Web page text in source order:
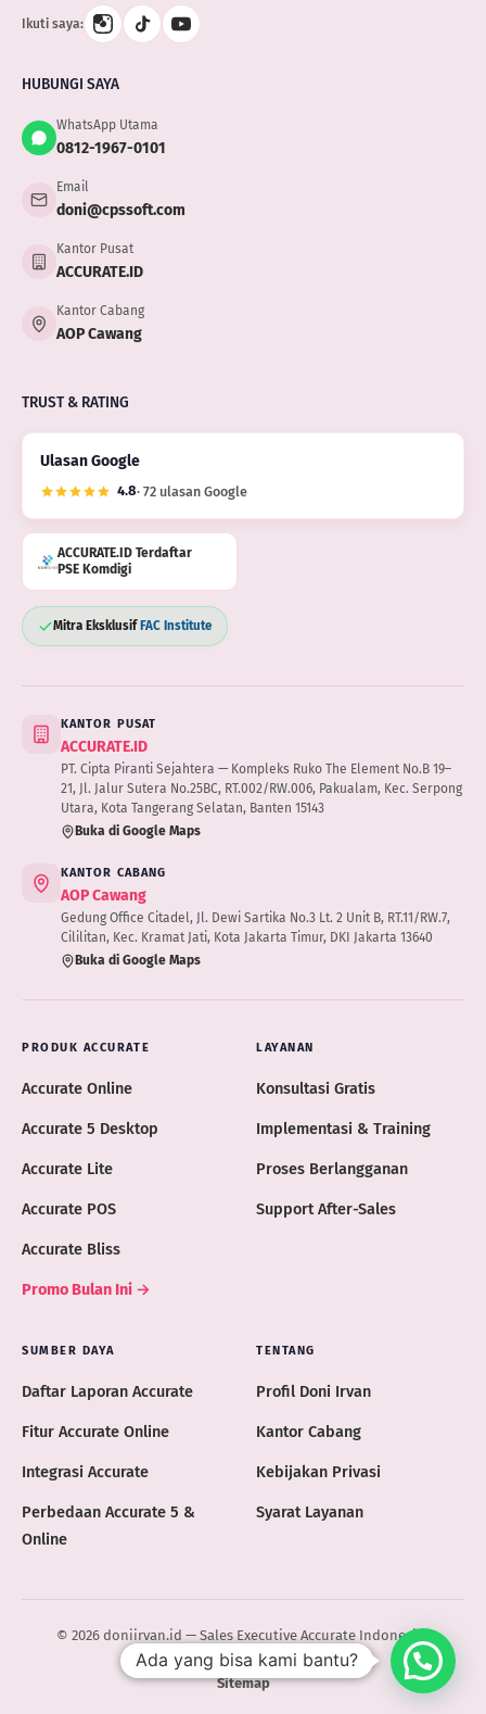
Ikuti saya:
HUBUNGI SAYA
WhatsApp Utama
0812-1967-0101
Email
doni@cpssoft.com
Kantor Pusat
ACCURATE.ID
Kantor Cabang
AOP Cawang
TRUST & RATING
Ulasan Google
4.8· 72 ulasan Google
ACCURATE.ID Terdaftar
PSE Komdigi
Mitra Eksklusif FAC Institute
KANTOR PUSAT
ACCURATE.ID
PT. Cipta Piranti Sejahtera — Kompleks Ruko The Element No.B 19–
21, Jl. Jalur Sutera No.25BC, RT.002/RW.006, Pakualam, Kec. Serpong
Utara, Kota Tangerang Selatan, Banten 15143
Buka di Google Maps
KANTOR CABANG
AOP Cawang
Gedung Office Citadel, Jl. Dewi Sartika No.3 Lt. 2 Unit B, RT.11/RW.7,
Cililitan, Kec. Kramat Jati, Kota Jakarta Timur, DKI Jakarta 13640
Buka di Google Maps
PRODUK ACCURATE
Accurate Online
Accurate 5 Desktop
Accurate Lite
Accurate POS
Accurate Bliss
Promo Bulan Ini →
LAYANAN
Konsultasi Gratis
Implementasi & Training
Proses Berlangganan
Support After-Sales
SUMBER DAYA
Daftar Laporan Accurate
Fitur Accurate Online
Integrasi Accurate
Perbedaan Accurate 5 &
Online
TENTANG
Profil Doni Irvan
Kantor Cabang
Kebijakan Privasi
Syarat Layanan
© 2026 doniirvan.id — Sales Executive Accurate Indonesia ·
ACCURATE.ID
Sitemap
Ada yang bisa kami bantu?